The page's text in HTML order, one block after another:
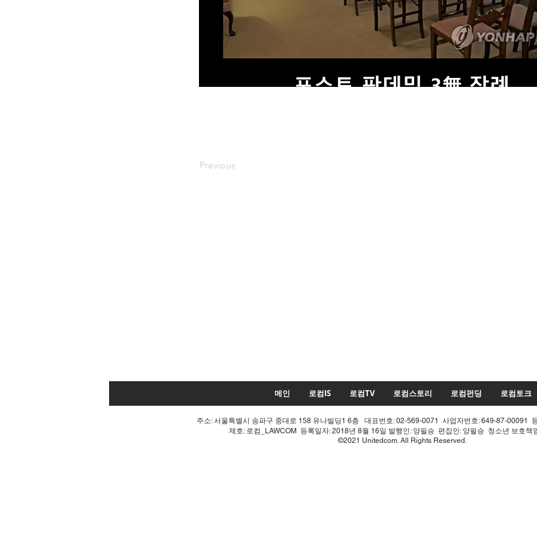
Previous
메인 로컴IS 로컴TV 로컴스토리 로컴펀딩 로컴토크
주소: 서울특별시 송파구 중대로 158 유나빌딩1 6층 대표번호: 02-569-0071 사업자번호: 649-87-00091
제호: 로컴_LAWCOM 등록일자: 2018년 8월 16일 발행인: 양필승 편집인: 양필승 청소년 보호
©2021 Unitedcom. All Rights Reserved.